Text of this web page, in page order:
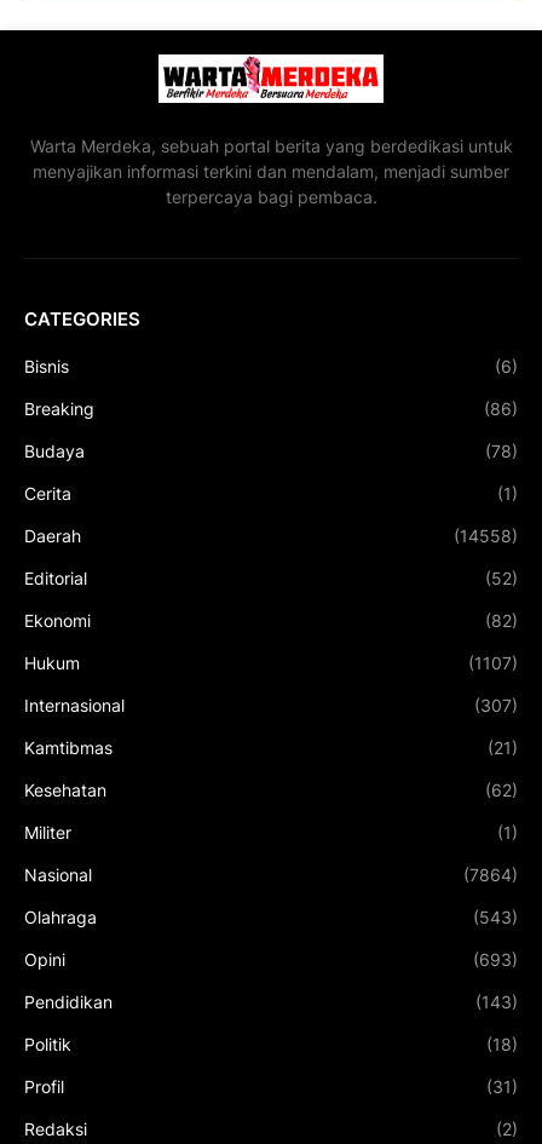
Warta Merdeka, sebuah portal berita yang berdedikasi untuk
menyajikan informasi terkini dan mendalam, menjadi sumber
terpercaya bagi pembaca.
CATEGORIES
Bisnis (6)
Breaking (86)
Budaya (78)
Cerita (1)
Daerah (14558)
Editorial (52)
Ekonomi (82)
Hukum (1107)
Internasional (307)
Kamtibmas (21)
Kesehatan (62)
Militer (1)
Nasional (7864)
Olahraga (543)
Opini (693)
Pendidikan (143)
Politik (18)
Profil (31)
Redaksi (2)